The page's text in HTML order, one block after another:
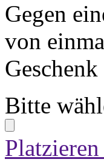
Gegen
von
Bitte